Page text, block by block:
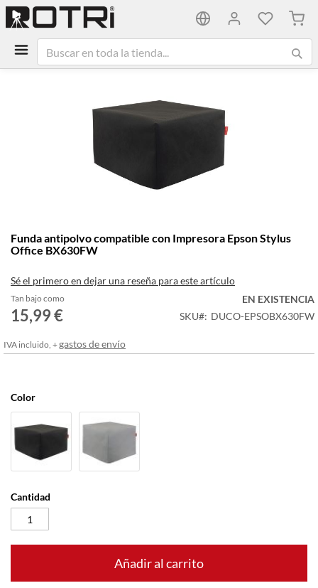
Mi
al
comienzo
la
galería
de
Funda antipolvo compatible con Impresora Epson Stylus
Office BX630FW
Sé el primero en dejar una reseña para este artículo
Tan bajo como
15,99 €
EN EXISTENCIA
SKU
DUCO-EPSOBX630FW
IVA incluido, +gastos de envío
Color
Cantidad
Añadir al carrito